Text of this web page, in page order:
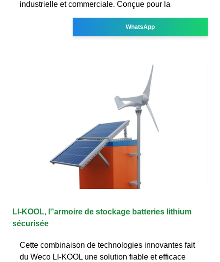
industrielle et commerciale. Conçue pour la
WhatsApp
LI-KOOL, l''armoire de stockage batteries lithium
sécurisée
Cette combinaison de technologies innovantes fait
du Weco LI-KOOL une solution fiable et efficace